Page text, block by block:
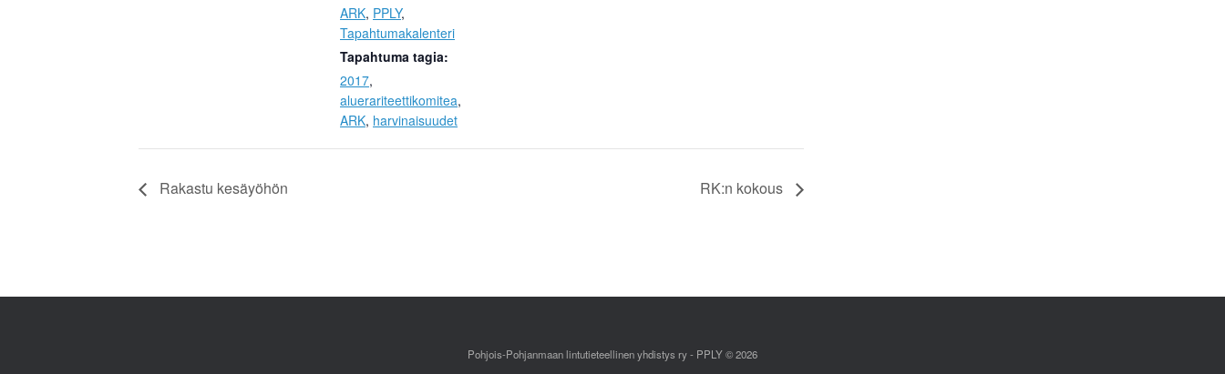
ARK, PPLY,
Tapahtumakalenteri
Tapahtuma tagia:
2017,
aluerariteettikomitea,
ARK, harvinaisuudet
Rakastu kesäyöhön RK:n kokous
Pohjois-Pohjanmaan lintutieteellinen yhdistys ry - PPLY © 2026